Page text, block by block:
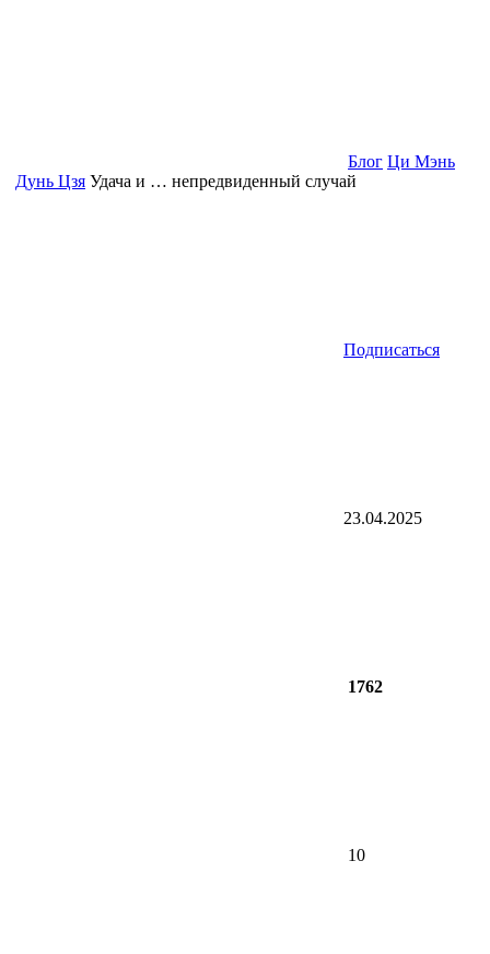
Блог Ци Мэнь
Дунь Цзя Удача и … непредвиденный случай
Подписаться
23.04.2025
1762
10